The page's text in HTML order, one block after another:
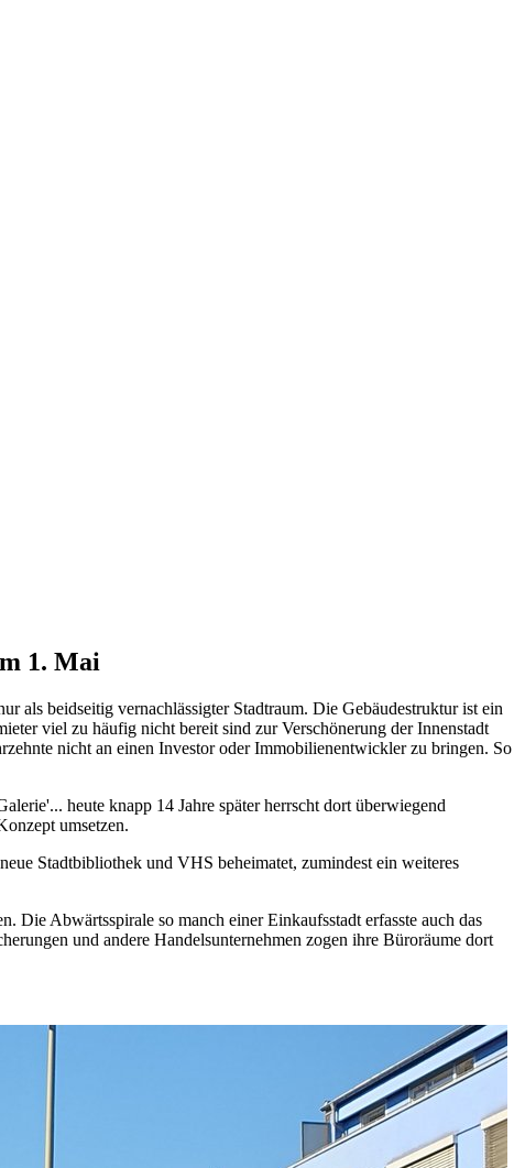
1. Mai
als beidseitig vernachlässigter Stadtraum. Die Gebäudestruktur ist ein
viel zu häufig nicht bereit sind zur Verschönerung der Innenstadt
nicht an einen Investor oder Immobilienentwickler zu bringen. So
heute knapp 14 Jahre später herrscht dort überwiegend
umsetzen.
Stadtbibliothek und VHS beheimatet, zumindest ein weiteres
Die Abwärtsspirale so manch einer Einkaufsstadt erfasste auch das
und andere Handelsunternehmen zogen ihre Büroräume dort